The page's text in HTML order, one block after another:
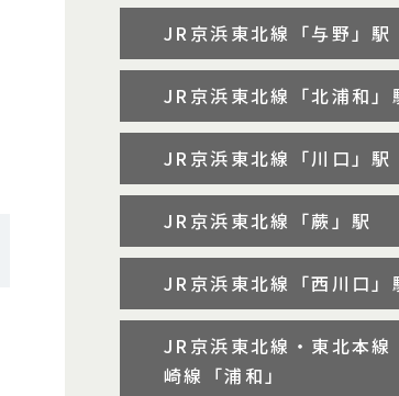
JR京浜東北線「与野」駅
JR京浜東北線「北浦和」
JR京浜東北線「川口」駅
JR京浜東北線「蕨」駅
JR京浜東北線「西川口」
JR京浜東北線・東北本線
崎線「浦和」